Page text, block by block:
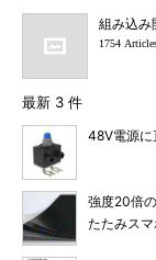
組み込み
1754
最新 3 件
48V電源に
強度20倍
たたみス